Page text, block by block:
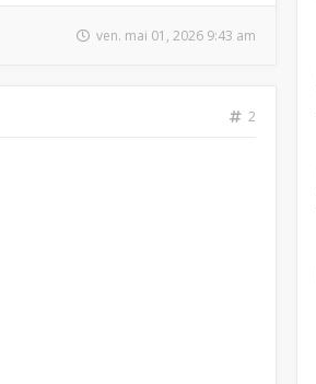
ven. mai 01, 2026 9:43 am
2